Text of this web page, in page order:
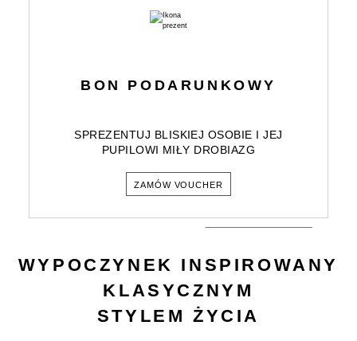
BON PODARUNKOWY
SPREZENTUJ BLISKIEJ OSOBIE I JEJ
PUPILOWI MIŁY DROBIAZG
ZAMÓW VOUCHER
WYPOCZYNEK INSPIROWANY
KLASYCZNYM
STYLEM ŻYCIA